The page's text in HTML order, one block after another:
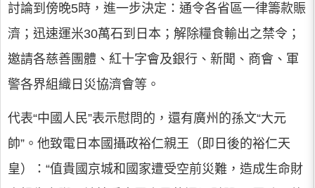
討論到傍晚5時，進一步決定：通令各省區一律籌款賑
濟；迅速運米30萬石到日本；解除糧食輸出之禁令；
邀請各慈善團體、紅十字會及銀行、新聞、商會、軍
警各界組織日災協濟會等。
代表“中國人民”表示慰問的，還有廣州的孫文“大元
帥”。他致電日本國攝政裕仁親王（即日後的裕仁天
皇）：“值貴國京城和國家遭受空前災難，造成生命財